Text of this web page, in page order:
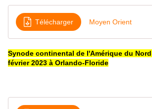
Télécharger Moyen Orient
Synode continental de l'Amérique du
février 2023 à Orlando-Floride